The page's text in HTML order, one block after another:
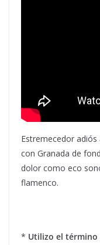
Estremecedor
con Granada de
dolor como eco
flamenco.
* Utilizo el término